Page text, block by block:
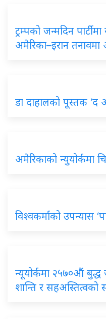
ट्रम्पको जन्मदिन
अमेरिका–इरान तनावमा
डा दाहालको पूस्तक ‘द
अमेरिकाको न्युयोर्कमा
विश्वकर्माको उपन्यास
न्यूयोर्कमा २५७०औं
शान्ति र सहअस्तित्वको